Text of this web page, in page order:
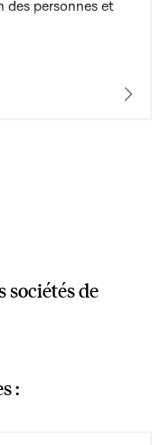
personnes et
sociétés de
: